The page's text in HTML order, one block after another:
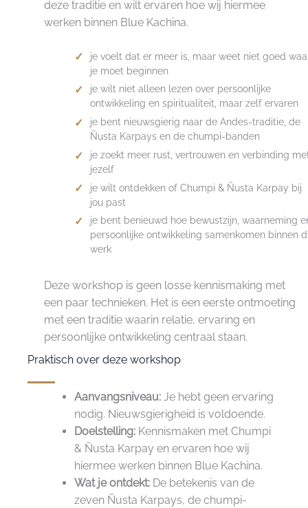
deze traditie en wilt ervaren hoe wij hiermee
werken binnen Blue Kachina.
je voelt dat er meer is, maar weet niet goed
je moet beginnen
je wilt niet alleen lezen over persoonlijke
ontwikkeling en spiritualiteit, maar zelf ervaren
je bent nieuwsgierig naar de Andes-traditie, de
Ñusta Karpays en de chumpi-banden
je zoekt meer rust, vertrouwen en verbinding
jezelf
je wilt ontdekken of Chumpi & Ñusta Karpay bij
jou past
je bent benieuwd hoe bewustzijn, waarneming
persoonlijke ontwikkeling samenkomen binnen
werk
Deze workshop is geen losse kennismaking met
een paar technieken. Het is een eerste ontmoeting
met een traditie waarin relatie, ervaring en
persoonlijke ontwikkeling centraal staan.
Praktisch over deze workshop
Aanvangsniveau: Je hebt geen ervaring
nodig. Nieuwsgierigheid is voldoende.
Doelstelling: Kennismaken met Chumpi
& Ñusta Karpay en ervaren hoe wij
hiermee werken binnen Blue Kachina.
Wat je ontdekt: De betekenis van de
zeven Ñusta Karpays, de chumpi-